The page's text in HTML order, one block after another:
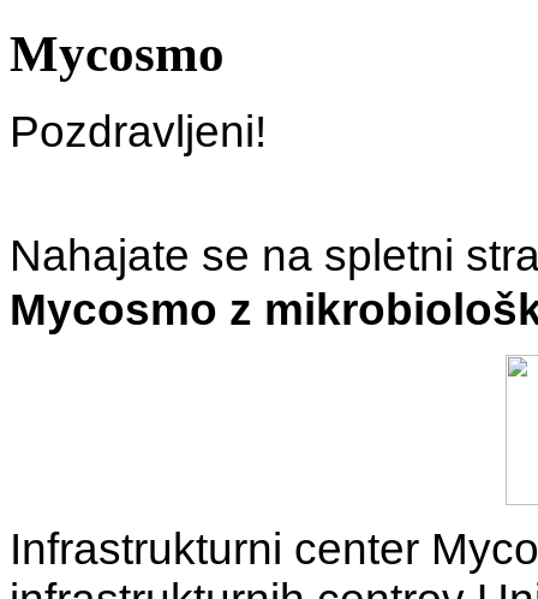
Mycosmo
Pozdravljeni!
Nahajate se na spletni
Mycosmo z
Infrastrukturni center